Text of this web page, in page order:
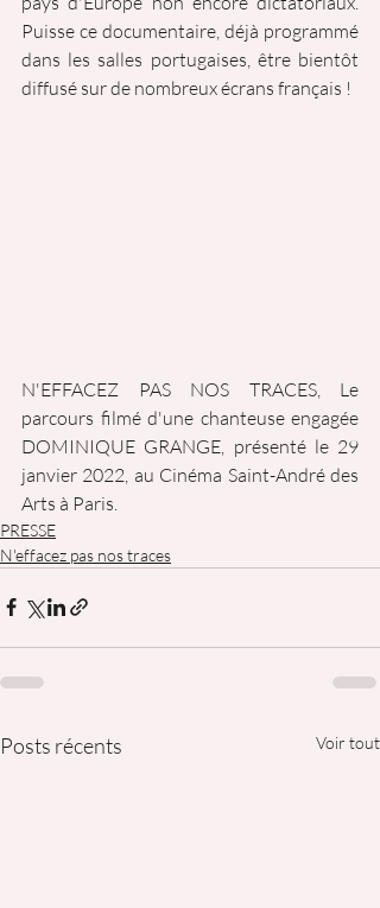
Puisse ce documentaire, déjà programmé
dans les salles portugaises, être bientôt
diffusé sur de nombreux écrans français !
N'EFFACEZ PAS NOS TRACES, Le
parcours filmé d'une chanteuse engagée
DOMINIQUE GRANGE, présenté le 29
janvier 2022, au Cinéma Saint-André des
Arts à Paris.
PRESSE
N'effacez pas nos traces
Posts récents Voir tout